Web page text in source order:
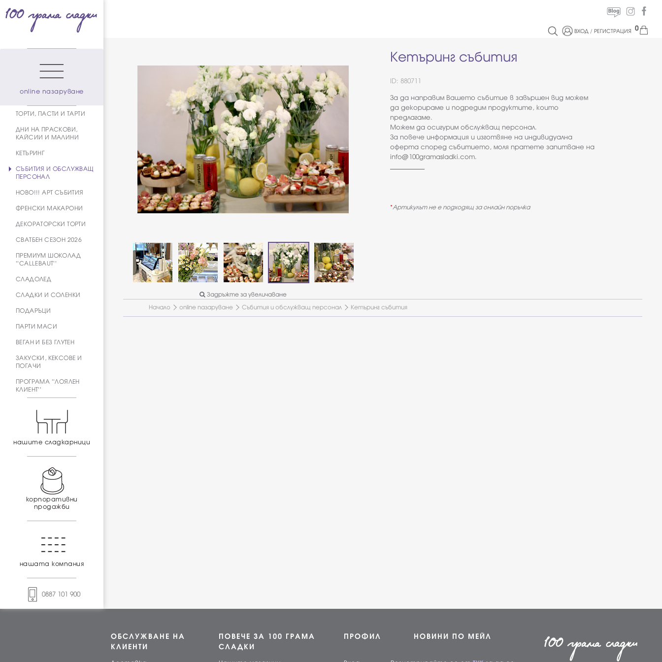
online пазаруване
ТОРТИ, ПАСТИ И ТАРТИ
ДНИ НА ПРАСКОВИ,
КАЙСИИ И МАЛИНИ
КЕТЪРИНГ
СЪБИТИЯ И ОБСЛУЖВАЩ
ПЕРСОНАЛ
НОВО!!! АРТ СЪБИТИЯ
ФРЕНСКИ МАКАРОНИ
ДЕКОРАТОРСКИ ТОРТИ
СВАТБЕН СЕЗОН 2026
ПРЕМИУМ ШОКОЛАД
''CALLEBAUT''
СЛАДОЛЕД
СЛАДКИ И СОЛЕНКИ
ПОДАРЪЦИ
ПАРТИ МАСИ
ВЕГАН И БЕЗ ГЛУТЕН
ЗАКУСКИ, КЕКСОВЕ И
ПОГАЧИ
ПРОГРАМА ''ЛОЯЛЕН
КЛИЕНТ''
нашите сладкарници
корпоративни
продажби
нашата компания
0887 101 900
ВХОД /РЕГИСТРАЦИЯ 0
Задръжте за увеличаване
Кетъринг събития
ID: 880711
За да направим Вашето събитие в завършен вид можем
да декорираме и подредим продуктите, които
предлагаме.
Можем да осигурим обслужващ персонал.
За повече информация и изготвяне на индивидуална
оферта според събитието, моля пратете запитване на
info@100gramasladki.com.
Артикулът не е подходящ за онлайн поръчка
Начало online пазаруване Събития и обслужващ персонал Кетъринг събития
ОБСЛУЖВАНЕ НА
КЛИЕНТИ
ПОВЕЧЕ ЗА 100 ГРАМА
СЛАДКИ
ПРОФИЛ НОВИНИ ПО МЕЙЛ